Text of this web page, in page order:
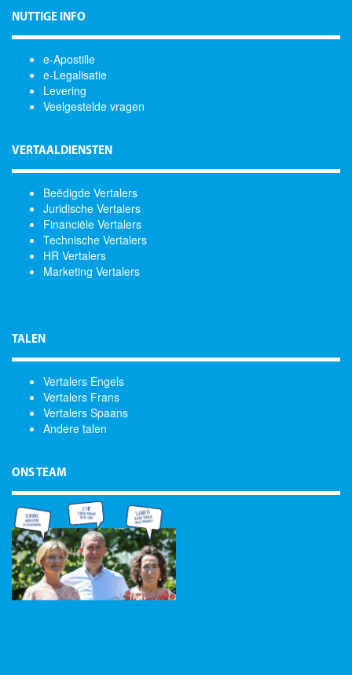
NUTTIGE INFO
e-Apostille
e-Legalisatie
Levering
Veelgestelde vragen
VERTAALDIENSTEN
Beëdigde Vertalers
Juridische Vertalers
Financiële Vertalers
Technische Vertalers
HR Vertalers
Marketing Vertalers
TALEN
Vertalers Engels
Vertalers Frans
Vertalers Spaans
Andere talen
ONS TEAM